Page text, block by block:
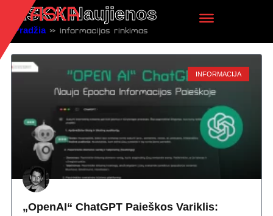
ASKA Naujienos
Pradžia»informacijos rinkimas
INFORMACIJA
„OpenAI“ ChatGPT Paieškos Variklis: